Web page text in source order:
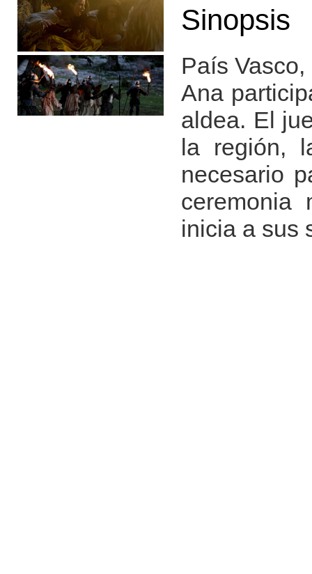
Sinopsis
País
Ana
aldea. El
la región,
necesario
ceremonia
inicia a sus